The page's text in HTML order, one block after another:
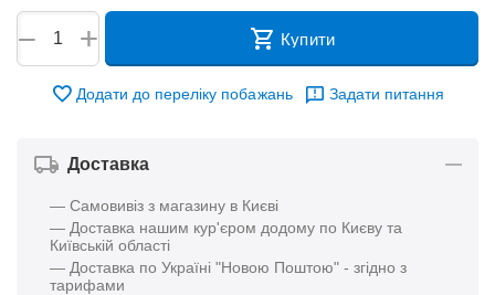
+
− Купити
Додати до переліку побажань Задати питання
Доставка
— Самовивіз з магазину в Києві
— Доставка нашим кур'єром додому по Києву та
Київській області
— Доставка по Україні "Новою Поштою" - згідно з
тарифами